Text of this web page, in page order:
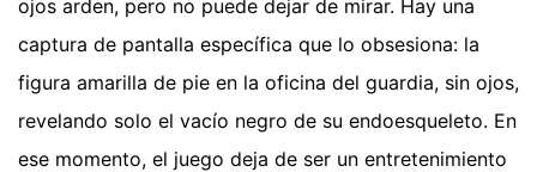
ojos arden, pero no puede dejar de mirar. Hay una
captura de pantalla específica que lo obsesiona: la
figura amarilla de pie en la oficina del guardia, sin ojos,
revelando solo el vacío negro de su endoesqueleto. En
ese momento, el juego deja de ser un entretenimiento